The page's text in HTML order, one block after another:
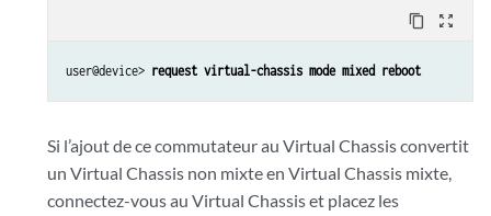
content_copy zoom_out_map
user@device> request virtual-chassis mode mixed reboot
Si l’ajout de ce commutateur au Virtual Chassis convertit
un Virtual Chassis non mixte en Virtual Chassis mixte,
connectez-vous au Virtual Chassis et placez les